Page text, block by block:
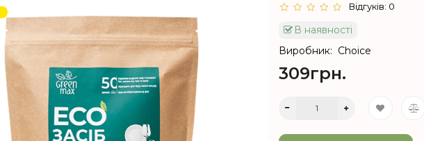
Відгуків: 0
В наявності
Виробник: Choice
309грн.